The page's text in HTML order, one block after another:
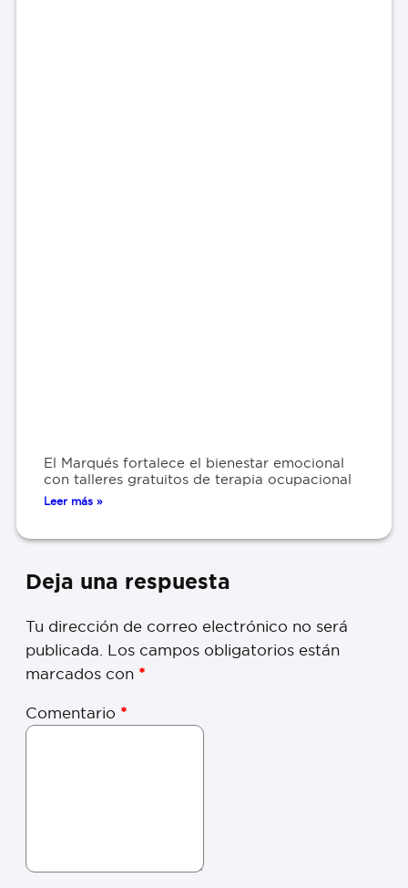
El Marqués fortalece el bienestar emocional
con talleres gratuitos de terapia ocupacional
Leer más »
Deja una respuesta
Tu dirección de correo electrónico no será
publicada. Los campos obligatorios están
marcados con *
Comentario *